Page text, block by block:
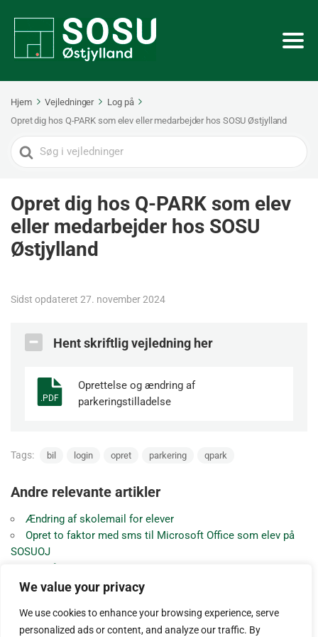
We value your privacy
We use cookies to enhance your browsing experience, serve
personalized ads or content, and analyze our traffic. By
Hjem Vejledninger
Log på
Opret dig hos Q-PARK som elev eller medarbejder hos SOSU Østjylland
Search
For
Opret dig hos Q-PARK som elev
eller medarbejder hos SOSU
Østjylland
Sidst opdateret 27. november 2024
Hent skriftlig vejledning her
.PDF
Oprettelse og ændring af
parkeringstilladelse
Tags: bil login opret parkering qpark
Andre relevante artikler
Ændring af skolemail for elever
Opret to faktor med sms til Microsoft Office som elev på
SOSUOJ
Log på SOSUOJ’s WIFI som gæst
Log på skolens WIFI – SOSUOJ på Windows
Fravær og skema med Studie+( UDDATA+) app og web